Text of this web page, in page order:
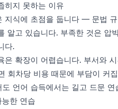
히지 못하는 이유
지식에 초점을 둡니다 — 문법
알고 있습니다. 부족한 것은
다.
은 확장이 어렵습니다. 부서와
회차당 비용 때문에 부담이 커
언어 습득에서는 길고 드문
한 연습